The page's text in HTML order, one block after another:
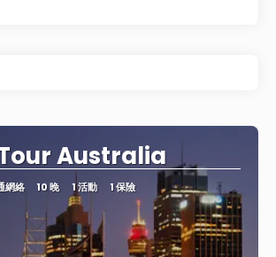
Australia
網絡 10 晚 1 活動 1 保險